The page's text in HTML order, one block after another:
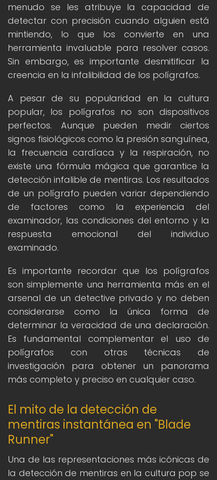
menudo se les atribuye la capacidad de
detectar con precisión cuando alguien está
mintiendo, lo que los convierte en una
herramienta invaluable para resolver casos.
Sin embargo, es importante desmitificar la
creencia en la infalibilidad de los polígrafos.
A pesar de su popularidad en la cultura
popular, los polígrafos no son dispositivos
perfectos. Aunque pueden medir ciertos
signos fisiológicos como la presión sanguínea,
la frecuencia cardíaca y la respiración, no
existe una fórmula mágica que garantice la
detección infalible de mentiras. Los resultados
de un polígrafo pueden variar dependiendo
de factores como la experiencia del
examinador, las condiciones del entorno y la
respuesta emocional del individuo
examinado.
Es importante recordar que los polígrafos
son simplemente una herramienta más en el
arsenal de un detective privado y no deben
considerarse como la única forma de
determinar la veracidad de una declaración.
Es fundamental complementar el uso de
polígrafos con otras técnicas de
investigación para obtener un panorama
más completo y preciso en cualquier caso.
El mito de la detección de
mentiras instantánea en "Blade
Runner"
Una de las representaciones más icónicas de
la detección de mentiras en la cultura pop se